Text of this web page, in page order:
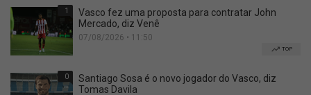
1
Vasco fez uma proposta para contratar John
Mercado, diz Venê
07/08/2026 • 11:50
TOP
0
Santiago Sosa é o novo jogador do Vasco, diz
Tomas Davila